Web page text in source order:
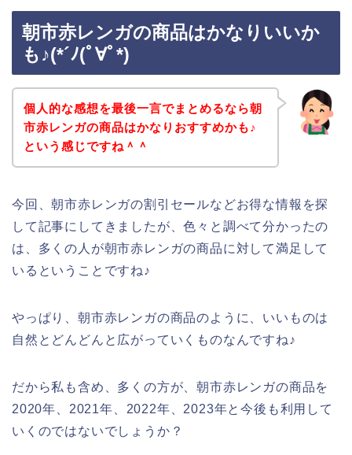
朝市赤レンガの商品はかなりいいか
も♪(*´ﾉ(ﾟ∀ﾟ*)
個人的な感想を最後一言でまとめるなら朝
市赤レンガの商品はかなりおすすめかも♪
という感じですね＾＾
今回、朝市赤レンガの割引セールなどお得な情報を探
して記事にしてきましたが、色々と調べて分かったの
は、多くの人が朝市赤レンガの商品に対して満足して
いるということですね♪
やっぱり、朝市赤レンガの商品のように、いいものは
自然とどんどんと広がっていくものなんですね♪
だから私も含め、多くの方が、朝市赤レンガの商品を
2020年、2021年、2022年、2023年と今後も利用して
いくのではないでしょうか？